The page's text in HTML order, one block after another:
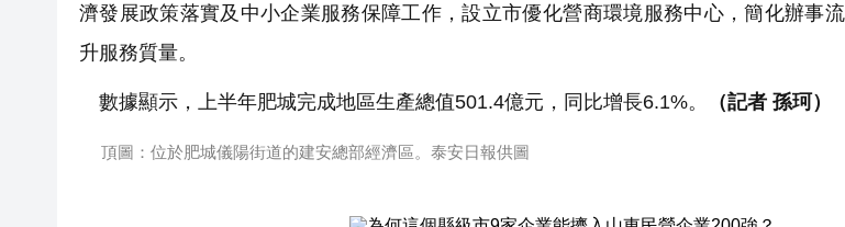
濟發展政策落實及中小企業服務保障工作，設立市優化營商環境服務中心，簡化辦事
升服務質量。
數據顯示，上半年肥城完成地區生產總值501.4億元，同比增長6.1%。 （記者 孫珂）
頂圖：位於肥城儀陽街道的建安總部經濟區。泰安日報供圖